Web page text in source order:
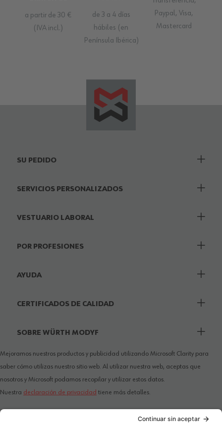
a partir de 30 €
(IVA incl.)
de 3 a 4 días
hábiles (en
Península Ibérica)
Paypal, Visa,
Mastercard
SU PEDIDO
SERVICIOS PERSONALIZADOS
VESTUARIO LABORAL
POR PROFESIONES
AYUDA
CERTIFICADOS DE CALIDAD
SOBRE WÜRTH MODYF
Mejoramos nuestros productos y publicidad utilizando Microsoft Clarity para
saber cómo utilizas nuestro sitio web. Al utilizar nuestra web, aceptas que
nosotros y Microsoft podamos recopilar y utilizar estos datos.
Nuestra declaración de privacidad tiene más detalles.